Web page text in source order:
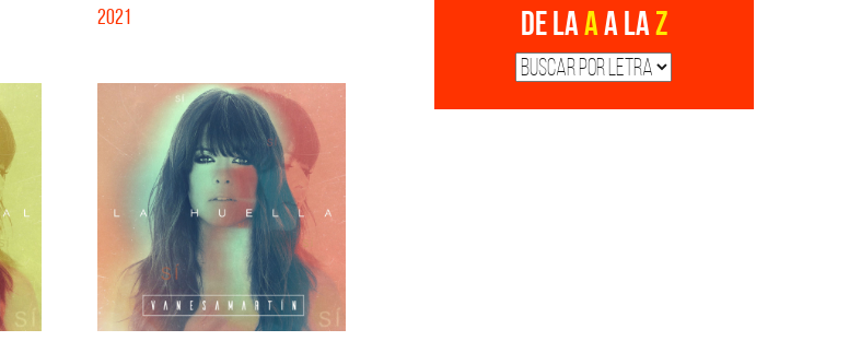
2021 De laAa laZ